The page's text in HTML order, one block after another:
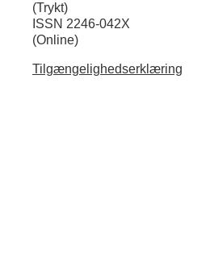
(Trykt)
ISSN 2246-042X
(Online)
Tilgængelighedserklæring